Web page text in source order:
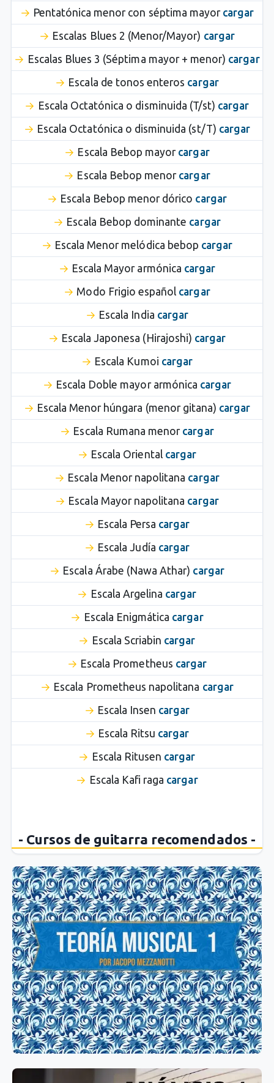
Pentatónica menor con séptima mayor cargar
Escalas Blues 2 (Menor/Mayor) cargar
Escalas Blues 3 (Séptima mayor + menor) cargar
Escala de tonos enteros cargar
Escala Octatónica o disminuida (T/st) cargar
Escala Octatónica o disminuida (st/T) cargar
Escala Bebop mayor cargar
Escala Bebop menor cargar
Escala Bebop menor dórico cargar
Escala Bebop dominante cargar
Escala Menor melódica bebop cargar
Escala Mayor armónica cargar
Modo Frigio español cargar
Escala India cargar
Escala Japonesa (Hirajoshi) cargar
Escala Kumoi cargar
Escala Doble mayor armónica cargar
Escala Menor húngara (menor gitana) cargar
Escala Rumana menor cargar
Escala Oriental cargar
Escala Menor napolitana cargar
Escala Mayor napolitana cargar
Escala Persa cargar
Escala Judía cargar
Escala Árabe (Nawa Athar) cargar
Escala Argelina cargar
Escala Enigmática cargar
Escala Scriabin cargar
Escala Prometheus cargar
Escala Prometheus napolitana cargar
Escala Insen cargar
Escala Ritsu cargar
Escala Ritusen cargar
Escala Kafi raga cargar
- Cursos de guitarra recomendados -